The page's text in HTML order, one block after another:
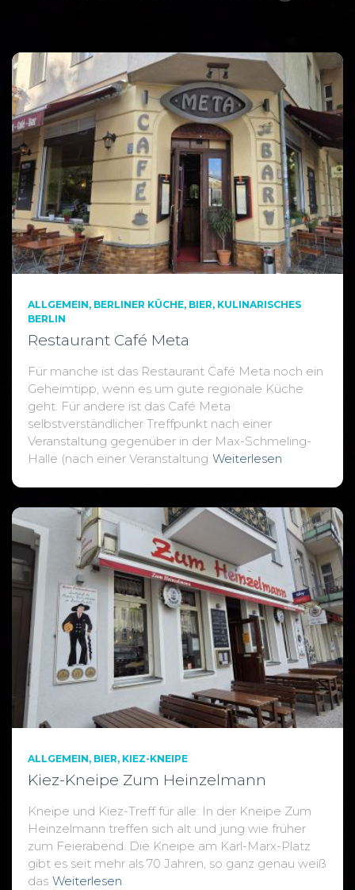
ALLGEMEIN BERLINER KÜCHE BIER KULINARISCHES
BERLIN
Restaurant Café Meta
Für manche ist das Restaurant Café Meta noch ein
Geheimtipp, wenn es um gute regionale Küche
geht. Für andere ist das Café Meta
selbstverständlicher Treffpunkt nach einer
Veranstaltung gegenüber in der Max-Schmeling-
Halle (nach einer Veranstaltung Weiterlesen
ALLGEMEIN BIER KIEZ-KNEIPE
Kiez-Kneipe Zum Heinzelmann
Kneipe und Kiez-Treff für alle: In der Kneipe Zum
Heinzelmann treffen sich alt und jung wie früher
zum Feierabend. Die Kneipe am Karl-Marx-Platz
gibt es seit mehr als 70 Jahren, so ganz genau weiß
das Weiterlesen